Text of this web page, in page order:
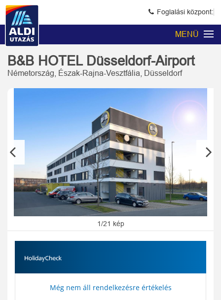
Foglalási központ:
MENÜ
B&B HOTEL Düsseldorf-Airport
Németország, Észak-Rajna-Vesztfália, Düsseldorf
1/21 kép
Még nem áll rendelkezésre értékelés